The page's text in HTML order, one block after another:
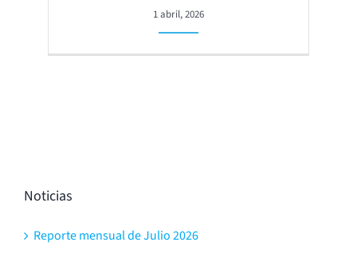
1 abril, 2026
Noticias
Reporte mensual de Julio 2026